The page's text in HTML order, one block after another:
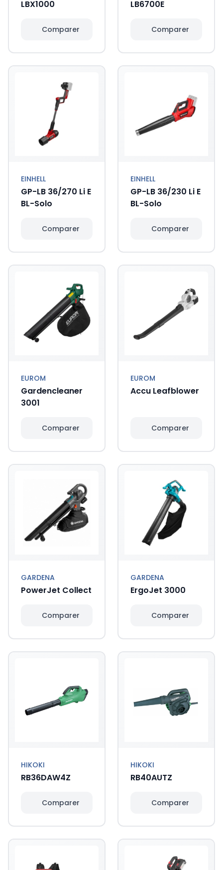
LBX1000
Comparer
LB6700E
Comparer
EINHELL
GP-LB 36/270 Li E
BL-Solo
Comparer
EINHELL
GP-LB 36/230 Li E
BL-Solo
Comparer
EUROM
Gardencleaner
3001
Comparer
EUROM
Accu Leafblower
Comparer
GARDENA
PowerJet Collect
Comparer
GARDENA
ErgoJet 3000
Comparer
HIKOKI
RB36DAW4Z
Comparer
HIKOKI
RB40AUTZ
Comparer